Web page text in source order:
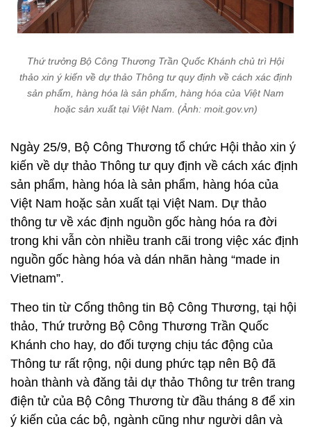
Thứ trưởng Bộ Công Thương Trần Quốc Khánh chủ trì Hội
thảo xin ý kiến về dự thảo Thông tư quy định về cách xác định
sản phẩm, hàng hóa là sản phẩm, hàng hóa của Việt Nam
hoặc sản xuất tại Việt Nam. (Ảnh: moit.gov.vn)
Ngày 25/9, Bộ Công Thương tổ chức Hội thảo xin ý
kiến về dự thảo Thông tư quy định về cách xác định
sản phẩm, hàng hóa là sản phẩm, hàng hóa của
Việt Nam hoặc sản xuất tại Việt Nam. Dự thảo
thông tư về xác định nguồn gốc hàng hóa ra đời
trong khi vẫn còn nhiều tranh cãi trong việc xác định
nguồn gốc hàng hóa và dán nhãn hàng “made in
Vietnam”.
Theo tin từ Cổng thông tin Bộ Công Thương, tại hội
thảo, Thứ trưởng Bộ Công Thương Trần Quốc
Khánh cho hay, do đối tượng chịu tác động của
Thông tư rất rộng, nội dung phức tạp nên Bộ đã
hoàn thành và đăng tải dự thảo Thông tư trên trang
điện tử của Bộ Công Thương từ đầu tháng 8 để xin
ý kiến của các bộ, ngành cũng như người dân và